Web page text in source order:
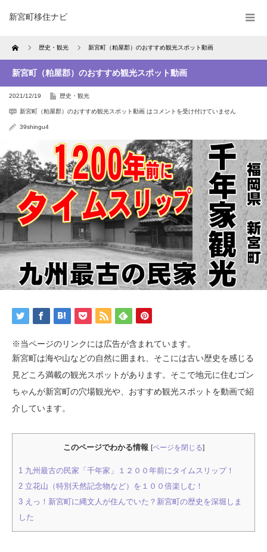
新宮町移住ナビ
Home 歴史・観光 新宮町（粕屋郡）のおすすめ観光スポット動画
新宮町（粕屋郡）のおすすめ観光スポット動画
2021/12/19 歴史・観光
新宮町（粕屋郡）のおすすめ観光スポット動画 はコメントを受け付けていません
39shingu4
※当ページのリンクには広告が含まれています。
新宮町は海や山などの自然に囲まれ、そこには古い歴史を感じる
見どころ満載の観光スポットがあります。そこで地元に住むゴン
ちゃんが新宮町の穴場観光や、おすすめ観光スポットを動画で紹
介しています。
このページでわかる情報 [ページを閉じる]
1 九州最古の民家「千年家」１２００年前にタイムスリップ！
2 立花山（特別天然記念物など）を１００倍楽しむ！
3 えっ！新宮町に縄文人が住んでいた？新宮町の歴史を深堀しま
した